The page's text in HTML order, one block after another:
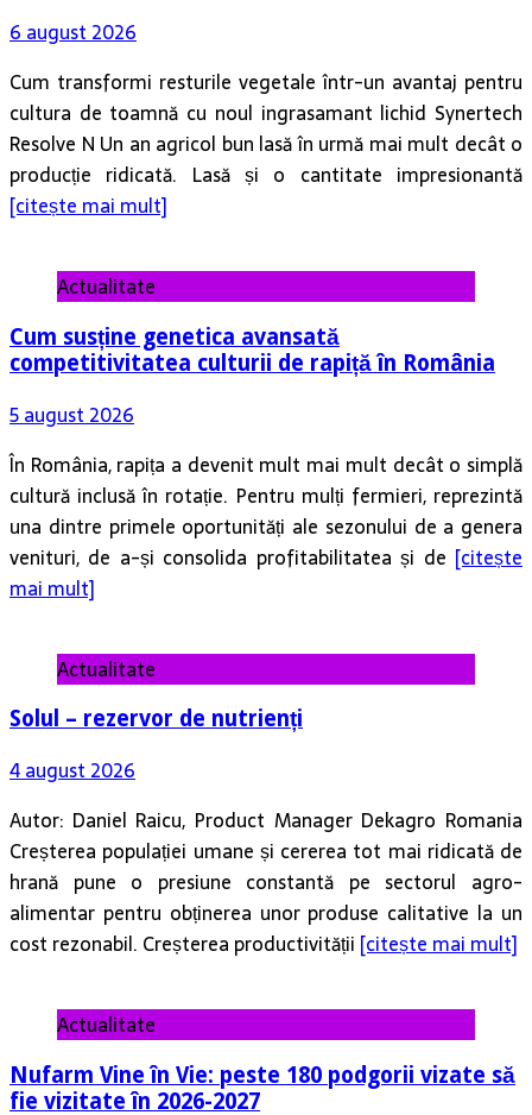
6 august 2026
Cum transformi resturile vegetale într-un avantaj pentru
cultura de toamnă cu noul ingrasamant lichid Synertech
Resolve N Un an agricol bun lasă în urmă mai mult decât o
producție ridicată. Lasă și o cantitate impresionantă
[citește mai mult]
Actualitate
Cum susține genetica avansată
competitivitatea culturii de rapiță în România
5 august 2026
În România, rapița a devenit mult mai mult decât o simplă
cultură inclusă în rotație. Pentru mulți fermieri, reprezintă
una dintre primele oportunități ale sezonului de a genera
venituri, de a-și consolida profitabilitatea și de [citește
mai mult]
Actualitate
Solul – rezervor de nutrienți
4 august 2026
Autor: Daniel Raicu, Product Manager Dekagro Romania
Creșterea populației umane și cererea tot mai ridicată de
hrană pune o presiune constantă pe sectorul agro-
alimentar pentru obținerea unor produse calitative la un
cost rezonabil. Creșterea productivității [citește mai mult]
Actualitate
Nufarm Vine în Vie: peste 180 podgorii vizate să
fie vizitate în 2026-2027